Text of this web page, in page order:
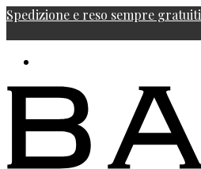
Spedizione e reso sempre gratuiti